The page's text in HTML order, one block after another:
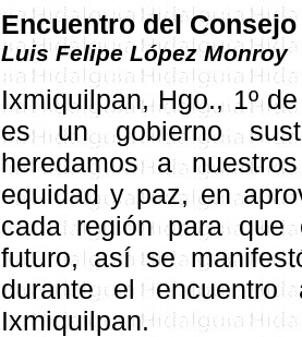
Encuentrodel
Luis Felipe López Monroy
Ixmiquilpan, Hgo., 1º
es un gobierno
heredamos a
equidad y paz, en
cada región para que
futuro, así se
durante el
Ixmiquilpan.